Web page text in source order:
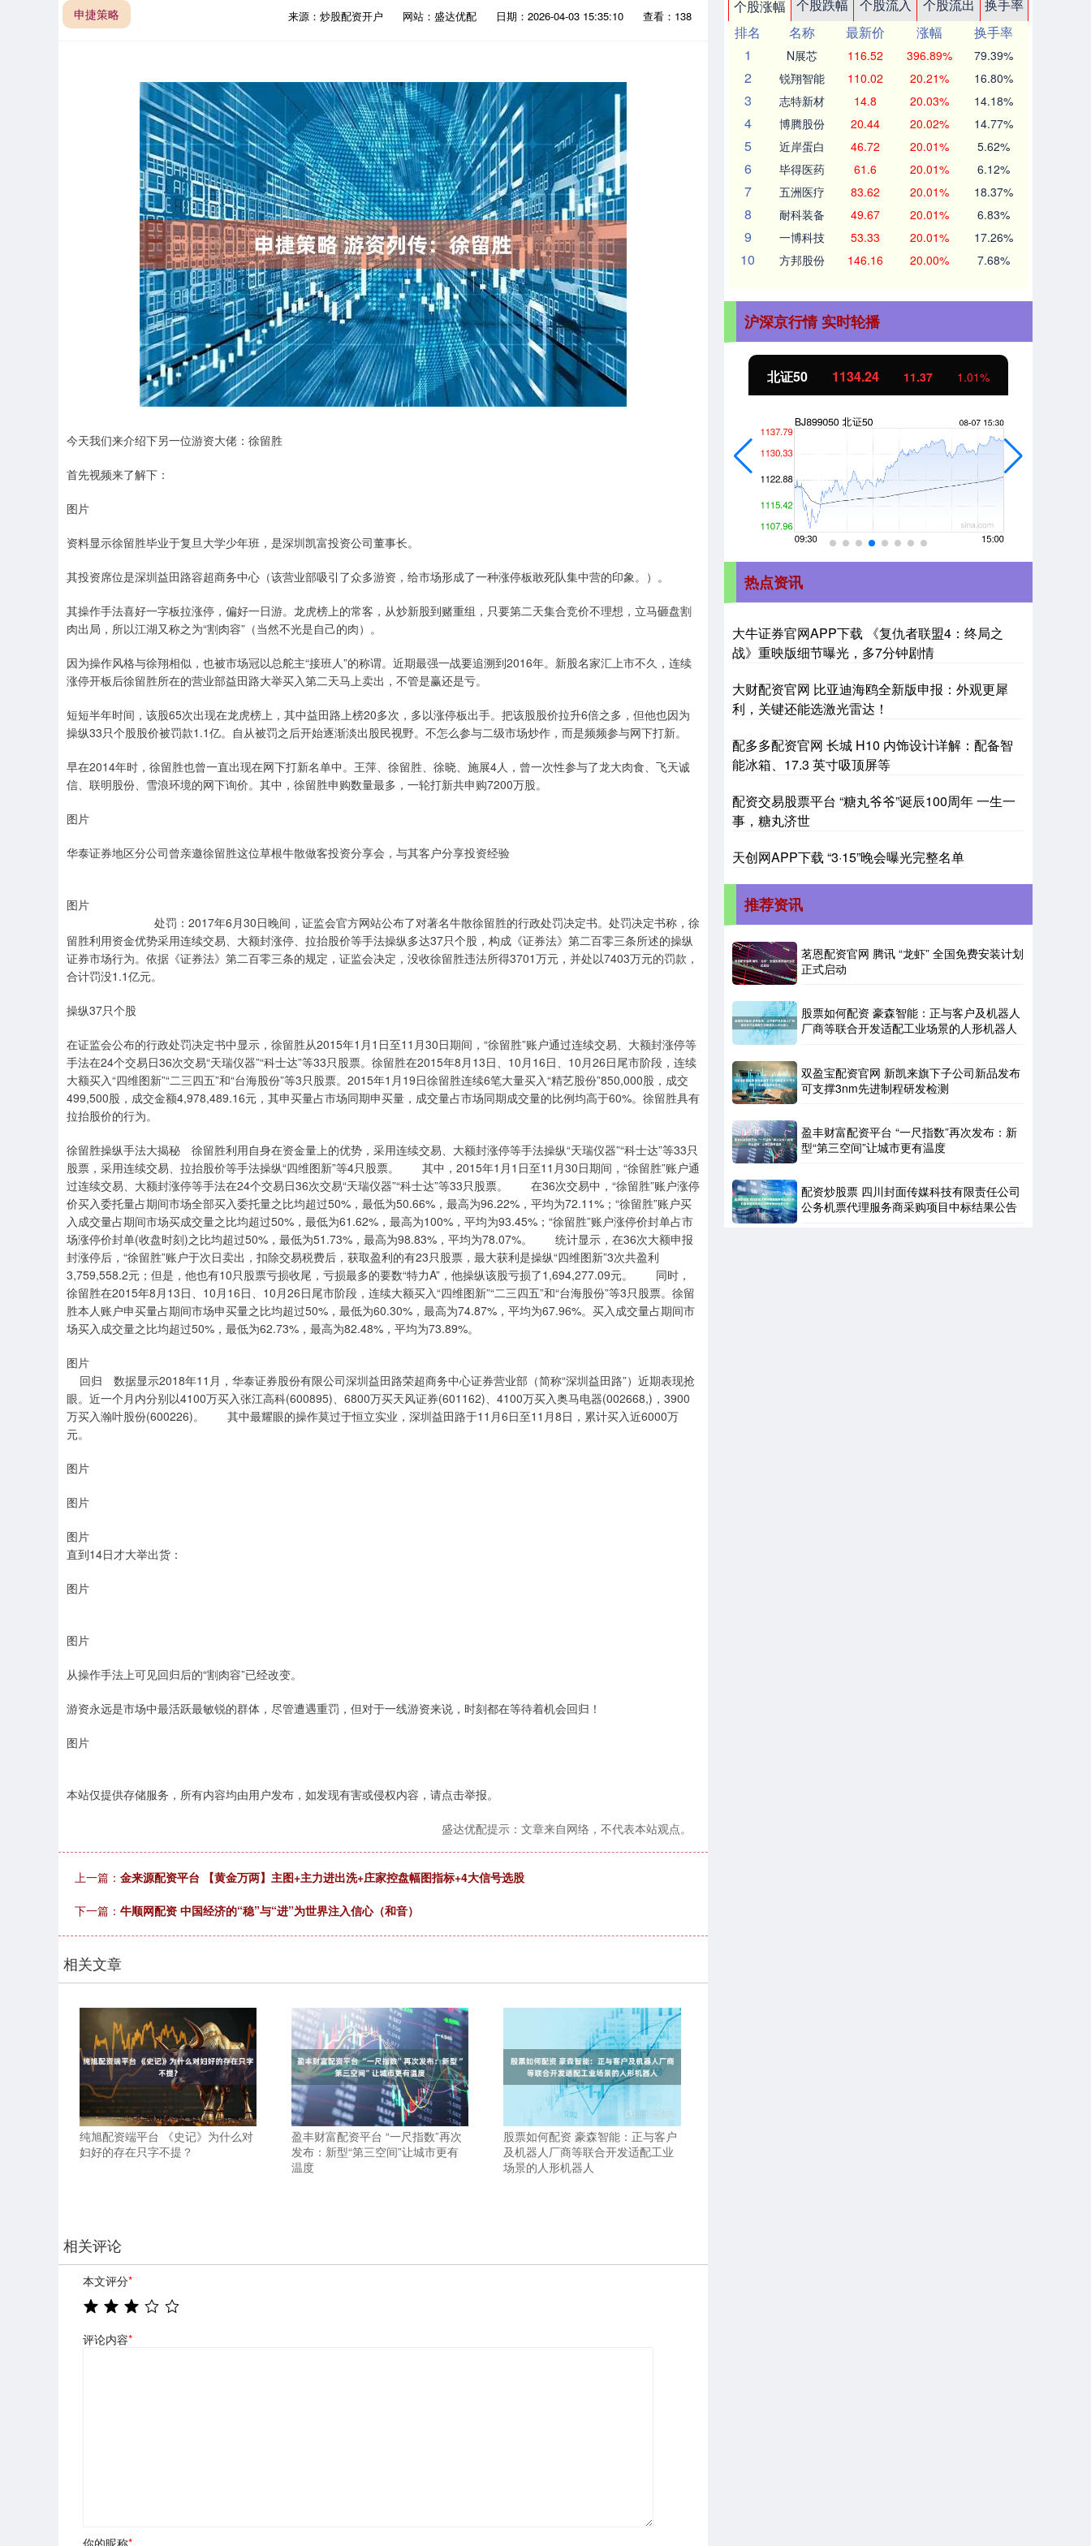
申捷策略 来源：炒股配资开户 网站：盛达优配 日期：2026-04-03 15:35:10 查看：138
今天我们来介绍下另一位游资大佬：徐留胜
首先视频来了解下：
图片
资料显示徐留胜毕业于复旦大学少年班，是深圳凯富投资公司董事长。
其投资席位是深圳益田路容超商务中心（该营业部吸引了众多游资，给市场形成了一种涨停板敢死队集中营的印象。）。
其操作手法喜好一字板拉涨停，偏好一日游。龙虎榜上的常客，从炒新股到赌重组，只要第二天集合竞价不理想，立马砸盘割
肉出局，所以江湖又称之为“割肉容”（当然不光是自己的肉）。
因为操作风格与徐翔相似，也被市场冠以总舵主“接班人”的称谓。近期最强一战要追溯到2016年。新股名家汇上市不久，连续
涨停开板后徐留胜所在的营业部益田路大举买入第二天马上卖出，不管是赢还是亏。
短短半年时间，该股65次出现在龙虎榜上，其中益田路上榜20多次，多以涨停板出手。把该股股价拉升6倍之多，但他也因为
操纵33只个股股价被罚款1.1亿。自从被罚之后开始逐渐淡出股民视野。不怎么参与二级市场炒作，而是频频参与网下打新。
早在2014年时，徐留胜也曾一直出现在网下打新名单中。王萍、徐留胜、徐晓、施展4人，曾一次性参与了龙大肉食、飞天诚
信、联明股份、雪浪环境的网下询价。其中，徐留胜申购数量最多，一轮打新共申购7200万股。
图片
华泰证券地区分公司曾亲邀徐留胜这位草根牛散做客投资分享会，与其客户分享投资经验
图片
处罚：2017年6月30日晚间，证监会官方网站公布了对著名牛散徐留胜的行政处罚决定书。处罚决定书称，徐
留胜利用资金优势采用连续交易、大额封涨停、拉抬股价等手法操纵多达37只个股，构成《证券法》第二百零三条所述的操纵
证券市场行为。依据《证券法》第二百零三条的规定，证监会决定，没收徐留胜违法所得3701万元，并处以7403万元的罚款，
合计罚没1.1亿元。
操纵37只个股
在证监会公布的行政处罚决定书中显示，徐留胜从2015年1月1日至11月30日期间，“徐留胜”账户通过连续交易、大额封涨停等
手法在24个交易日36次交易“天瑞仪器”“科士达”等33只股票。徐留胜在2015年8月13日、10月16日、10月26日尾市阶段，连续
大额买入“四维图新”“二三四五”和“台海股份”等3只股票。2015年1月19日徐留胜连续6笔大量买入“精艺股份”850,000股，成交
499,500股，成交金额4,978,489.16元，其申买量占市场同期申买量，成交量占市场同期成交量的比例均高于60%。徐留胜具有
拉抬股价的行为。
徐留胜操纵手法大揭秘 徐留胜利用自身在资金量上的优势，采用连续交易、大额封涨停等手法操纵“天瑞仪器”“科士达”等33只
股票，采用连续交易、拉抬股价等手法操纵“四维图新”等4只股票。 其中，2015年1月1日至11月30日期间，“徐留胜”账户通
过连续交易、大额封涨停等手法在24个交易日36次交易“天瑞仪器”“科士达”等33只股票。 在36次交易中，“徐留胜”账户涨停
价买入委托量占期间市场全部买入委托量之比均超过50%，最低为50.66%，最高为96.22%，平均为72.11%；“徐留胜”账户买
入成交量占期间市场买成交量之比均超过50%，最低为61.62%，最高为100%，平均为93.45%；“徐留胜”账户涨停价封单占市
场涨停价封单(收盘时刻)之比均超过50%，最低为51.73%，最高为98.83%，平均为78.07%。 统计显示，在36次大额申报
封涨停后，“徐留胜”账户于次日卖出，扣除交易税费后，获取盈利的有23只股票，最大获利是操纵“四维图新”3次共盈利
3,759,558.2元；但是，他也有10只股票亏损收尾，亏损最多的要数“特力A”，他操纵该股亏损了1,694,277.09元。 同时，
徐留胜在2015年8月13日、10月16日、10月26日尾市阶段，连续大额买入“四维图新”“二三四五”和“台海股份”等3只股票。徐留
胜本人账户申买量占期间市场申买量之比均超过50%，最低为60.30%，最高为74.87%，平均为67.96%。买入成交量占期间市
场买入成交量之比均超过50%，最低为62.73%，最高为82.48%，平均为73.89%。
图片
回归 数据显示2018年11月，华泰证券股份有限公司深圳益田路荣超商务中心证券营业部（简称“深圳益田路”）近期表现抢
眼。近一个月内分别以4100万买入张江高科(600895)、6800万买天风证券(601162)、4100万买入奥马电器(002668,)，3900
万买入瀚叶股份(600226)。 其中最耀眼的操作莫过于恒立实业，深圳益田路于11月6日至11月8日，累计买入近6000万
元。
图片
图片
图片
直到14日才大举出货：
图片
图片
从操作手法上可见回归后的“割肉容”已经改变。
游资永远是市场中最活跃最敏锐的群体，尽管遭遇重罚，但对于一线游资来说，时刻都在等待着机会回归！
图片
本站仅提供存储服务，所有内容均由用户发布，如发现有害或侵权内容，请点击举报。
盛达优配提示：文章来自网络，不代表本站观点。
上一篇： 金来源配资平台 【黄金万两】主图+主力进出洗+庄家控盘幅图指标+4大信号选股
下一篇： 牛顺网配资 中国经济的“稳”与“进”为世界注入信心（和音）
相关文章
纯旭配资端平台 《史记》为什么对
妇好的存在只字不提？
盈丰财富配资平台 “一尺指数”再次
发布：新型“第三空间”让城市更有
温度
股票如何配资 豪森智能：正与客户
及机器人厂商等联合开发适配工业
场景的人形机器人
相关评论
本文评分*
评论内容*
你的昵称*
个股涨幅 个股跌幅 个股流入 个股流出
换手率
排名
名称 最新价 涨幅
换手率
1
N展芯 116.52 396.89% 79.39%
2 锐翔智能 110.02 20.21% 16.80%
3 志特新材 14.8 20.03% 14.18%
4 博腾股份 20.44 20.02% 14.77%
5 近岸蛋白 46.72 20.01% 5.62%
6 毕得医药 61.6 20.01% 6.12%
7 五洲医疗 83.62 20.01% 18.37%
8 耐科装备 49.67 20.01% 6.83%
9 一博科技 53.33 20.01% 17.26%
10 方邦股份 146.16 20.00% 7.68%
沪深京行情 实时轮播
深证成指 14311.01 200.89 1.42% 沪深300 4694.44 43.13 北证50 1134.24 11.37 1.01%
热点资讯
大牛证券官网APP下载 《复仇者联盟4：终局之
战》重映版细节曝光，多7分钟剧情
大财配资官网 比亚迪海鸥全新版申报：外观更犀
利，关键还能选激光雷达！
配多多配资官网 长城 H10 内饰设计详解：配备智
能冰箱、17.3 英寸吸顶屏等
配资交易股票平台 “糖丸爷爷”诞辰100周年 一生一
事，糖丸济世
天创网APP下载 “3·15”晚会曝光完整名单
推荐资讯
茗恩配资官网 腾讯 “龙虾” 全国免费安装计划
正式启动
股票如何配资 豪森智能：正与客户及机器人
厂商等联合开发适配工业场景的人形机器人
双盈宝配资官网 新凯来旗下子公司新品发布
可支撑3nm先进制程研发检测
盈丰财富配资平台 “一尺指数”再次发布：新
型“第三空间”让城市更有温度
配资炒股票 四川封面传媒科技有限责任公司
公务机票代理服务商采购项目中标结果公告